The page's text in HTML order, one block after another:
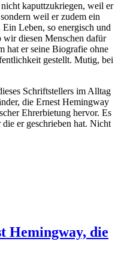
kaputtzukriegen, weil er
weil er zudem ein
Leben, so energisch und
wir diesen Menschen dafür
hat er seine Biografie ohne
gestellt. Mutig, bei
Schriftstellers im Alltag
die Ernest Hemingway
Ehrerbietung hervor. Es
er geschrieben hat. Nicht
Hemingway, die